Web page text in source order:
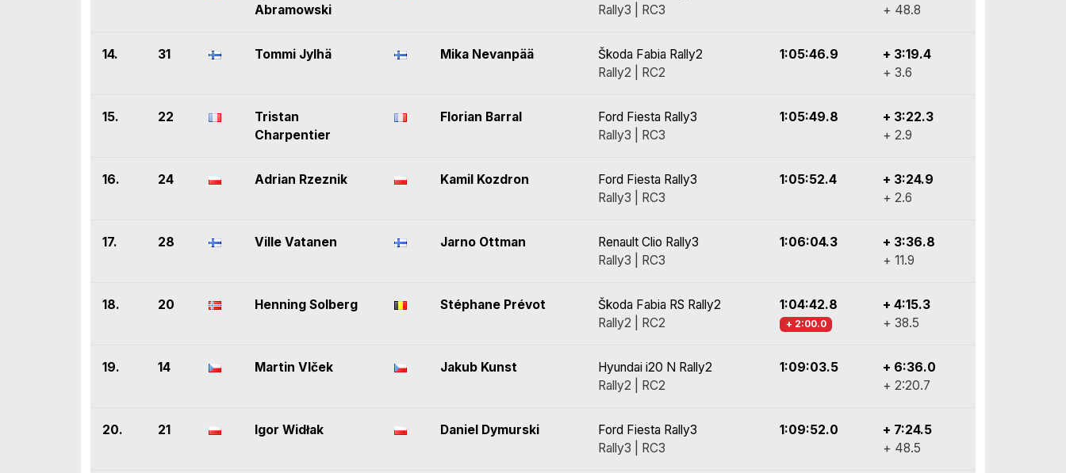
Abramowski
Rally3 | RC3
+ 48.8
14. 31 Tommi Jylhä Mika Nevanpää
Škoda Fabia Rally2
Rally2 | RC2
1:05:46.9
+ 3:19.4
+ 3.6
15. 22
Tristan
Charpentier
Florian Barral
Ford Fiesta Rally3
Rally3 | RC3
1:05:49.8
+ 3:22.3
+ 2.9
16. 24 Adrian Rzeznik Kamil Kozdron
Ford Fiesta Rally3
Rally3 | RC3
1:05:52.4
+ 3:24.9
+ 2.6
17. 28 Ville Vatanen Jarno Ottman
Renault Clio Rally3
Rally3 | RC3
1:06:04.3
+ 3:36.8
+ 11.9
18. 20 Henning Solberg Stéphane Prévot
Škoda Fabia RS Rally2
Rally2 | RC2
1:04:42.8
+ 2:00.0
+ 4:15.3
+ 38.5
19. 14 Martin Vlček Jakub Kunst
Hyundai i20 N Rally2
Rally2 | RC2
1:09:03.5
+ 6:36.0
+ 2:20.7
20. 21 Igor Widłak Daniel Dymurski
Ford Fiesta Rally3
Rally3 | RC3
1:09:52.0
+ 7:24.5
+ 48.5